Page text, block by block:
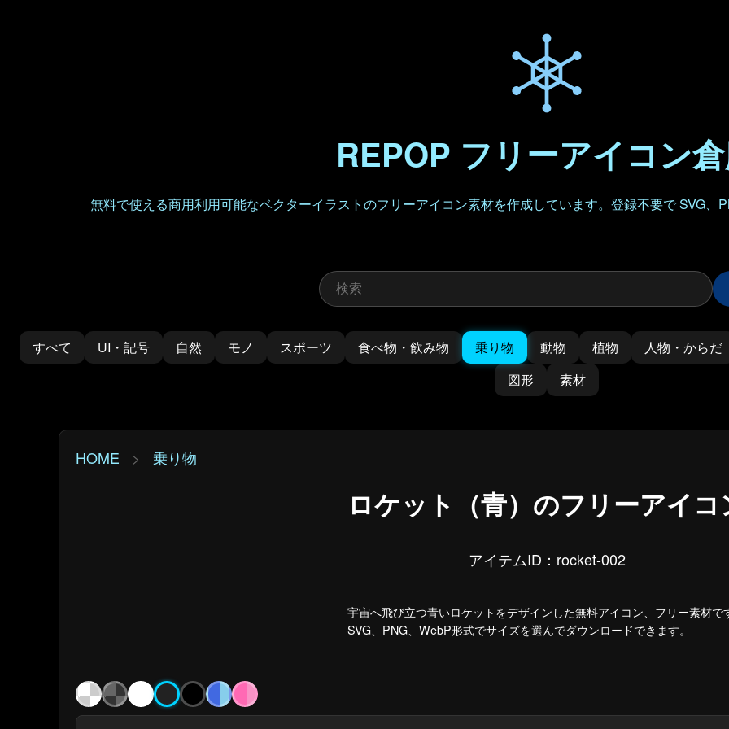
REPOP フリーアイコン
無料で使える商用利用可能なベクターイラストのフリーアイコン素材を作成しています。登録不要で SVG
すべて UI・記号 自然 モノ スポーツ 食べ物・飲み物 乗り物 動物 植物
人物・からだ
図形
素材
HOME > 乗り物
ロケット（青）のフリーアイコ
アイテムID：rocket-002
宇宙へ飛び立つ青いロケットをデザインした無料アイコン、フリー素材で
SVG、PNG、WebP形式でサイズを選んでダウンロードできます。